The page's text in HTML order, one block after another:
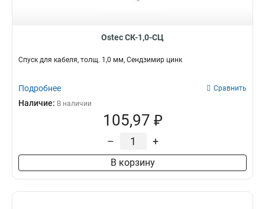
Ostec СК-1,0-СЦ
Спуск для кабеля, толщ. 1,0 мм, Сендзимир цинк
Подробнее Сравнить
Наличие: В наличии
105,97 ₽
– +
В корзину